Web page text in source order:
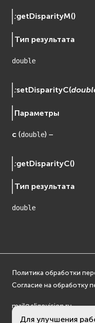
:getDisparityM()
Тип результата
double
:setDisparityC(
Параметры
c (double) –
:getDisparityC()
Тип результата
double
Политика обработки
Согласие на обработку
mail@eligovision.ru
+7 (495) 740 08 16
Для улучшения